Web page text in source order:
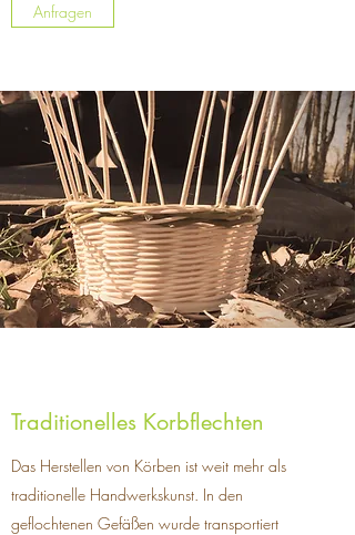
Anfragen
Traditionelles Korbflechten
Das Herstellen von Körben ist weit mehr als
traditionelle Handwerkskunst. In den
geflochtenen Gefäßen wurde transportiert